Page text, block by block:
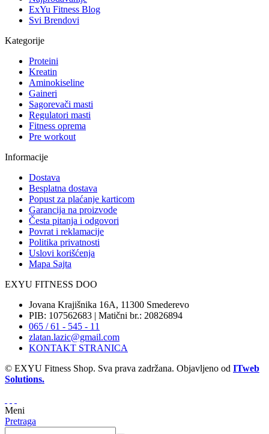
ExYu Fitness Blog
Svi Brendovi
Kategorije
Proteini
Kreatin
Aminokiseline
Gaineri
Sagorevači masti
Regulatori masti
Fitness oprema
Pre workout
Informacije
Dostava
Besplatna dostava
Popust za plaćanje karticom
Garancija na proizvode
Česta pitanja i odgovori
Povrat i reklamacije
Politika privatnosti
Uslovi korišćenja
Mapa Sajta
EXYU FITNESS DOO
Jovana Krajišnika 16A, 11300 Smederevo
PIB: 107562683 | Matični br.: 20826894
065 / 61 - 545 - 11
zlatan.lazic@gmail.com
KONTAKT STRANICA
© EXYU Fitness Shop. Sva prava zadržana. Objavljeno od ITweb
Solutions.
Meni
Pretraga